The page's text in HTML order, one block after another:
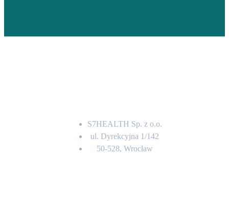
S7HEALTH Sp. z o.o.
ul. Dyrekcyjna 1/142
50-528, Wrocław